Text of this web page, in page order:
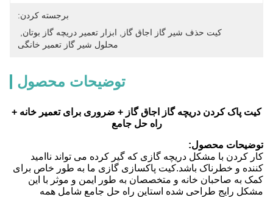
برجسته کردن:
کیت حذف شیر گاز اجاق گاز
ابزار تعمیر دریچه گاز بوتان
محلول شیر گاز تعمیر خانگی
توضیحات محصول
کیت پاک کردن دریچه گاز اجاق گاز + ضروری برای تعمیر خانه +
راه حل جامع
توضیحات محصول:
کار کردن با مشکل دریچه گازی که گیر کرده می تواند ناامید
کننده و خطرناک باشد.کیت پاکسازی گازی ما به طور خاص برای
کمک به صاحبان خانه و متخصصان به طور ایمن و موثر با این
مشکل رایج طراحی شده استاین راه حل جامع شامل همه